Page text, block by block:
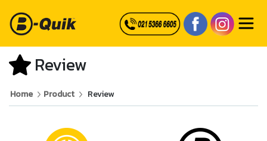
Review
Home Product Review